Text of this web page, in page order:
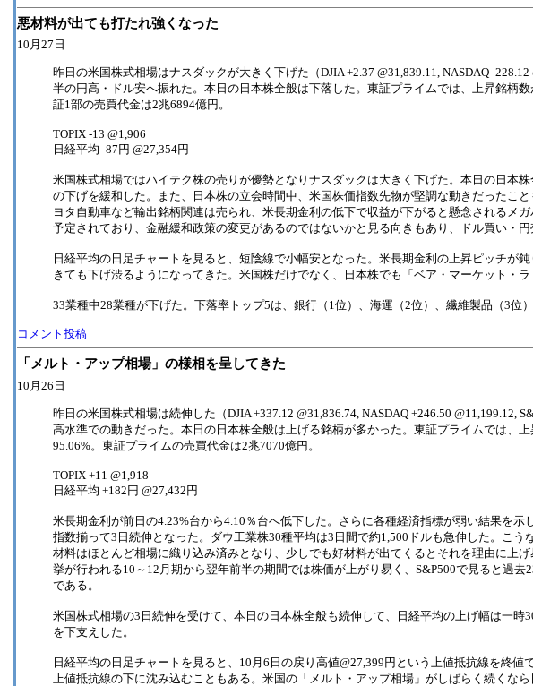
悪材料が出ても打たれ強くなった
10月27日
昨日の米国株式相場はナスダックが大きく下げた（DJIA +2.37 @31,839.11, NASDAQ -
半の円高・ドル安へ振れた。本日の日本株全般は下落した。東証プライムでは、上昇銘柄
証1部の売買代金は2兆6894億円。
TOPIX -13 @1,906
日経平均 -87円 @27,354円
米国株式相場ではハイテク株の売りが優勢となりナスダックは大きく下げた。本日の日本
の下げを緩和した。また、日本株の立会時間中、米国株価指数先物が堅調な動きだったこ
ヨタ自動車など輸出銘柄関連は売られ、米長期金利の低下で収益が下がると懸念されるメ
予定されており、金融緩和政策の変更があるのではないかと見る向きもあり、ドル買い・
日経平均の日足チャートを見ると、短陰線で小幅安となった。米長期金利の上昇ピッチが
きても下げ渋るようになってきた。米国株だけでなく、日本株でも「ベア・マーケット・ラ
33業種中28業種が下げた。下落率トップ5は、銀行（1位）、海運（2位）、繊維製品（3位
コメント投稿
「メルト・アップ相場」の様相を呈してきた
10月26日
昨日の米国株式相場は続伸した（DJIA +337.12 @31,836.74, NASDAQ +246.50 @11,199.12,
高水準での動きだった。本日の日本株全般は上げる銘柄が多かった。東証プライムでは、
95.06%。東証プライムの売買代金は2兆7070億円。
TOPIX +11 @1,918
日経平均 +182円 @27,432円
米長期金利が前日の4.23%台から4.10％台へ低下した。さらに各種経済指標が弱い結果を
指数揃って3日続伸となった。ダウ工業株30種平均は3日間で約1,500ドルも急伸した。こ
材料はほとんど相場に織り込み済みとなり、少しでも好材料が出てくるとそれを理由に上
挙が行われる10～12月期から翌年前半の期間では株価が上がり易く、S&P500で見ると過
である。
米国株式相場の3日続伸を受けて、本日の日本株全般も続伸して、日経平均の上げ幅は一
を下支えした。
日経平均の日足チャートを見ると、10月6日の戻り高値@27,399円という上値抵抗線を終
上値抵抗線の下に沈み込むこともある。米国の「メルト・アップ相場」がしばらく続くな